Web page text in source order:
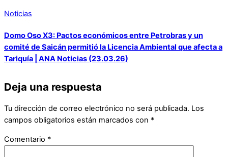
Noticias
Domo Oso X3: Pactos económicos entre Petrobras y un
comité de Saicán permitió la Licencia Ambiental que afecta a
Tariquía | ANA Noticias (23.03.26)
Deja una respuesta
Tu dirección de correo electrónico no será publicada. Los
campos obligatorios están marcados con *
Comentario *